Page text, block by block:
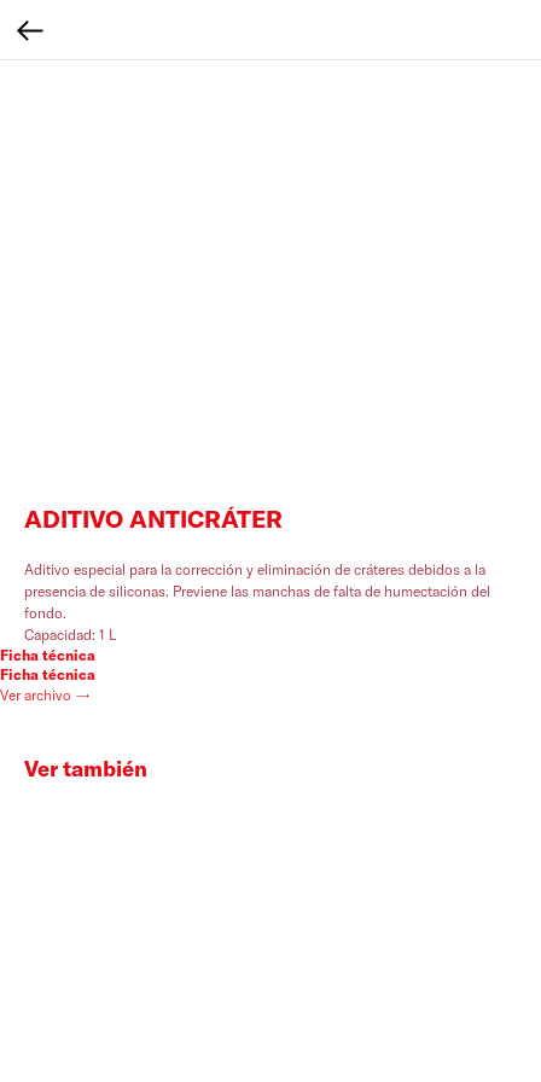
ADITIVO ANTICRÁTER
Aditivo especial para la corrección y eliminación de cráteres debidos a la
presencia de siliconas. Previene las manchas de falta de humectación del
fondo.
Capacidad: 1 L
Ficha técnica
Ficha técnica
Ver archivo →
Ver también